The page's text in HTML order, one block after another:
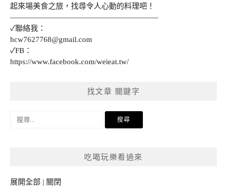
起來場美食之旅，找尋令人心動的料理吧！
———————————————————–
✓聯絡我：
hcw7627768@gmail.com
✓FB：
https://www.facebook.com/weieat.tw/
找文章 關鍵字
搜
吃喝玩樂看過來
展開全部 | 關閉